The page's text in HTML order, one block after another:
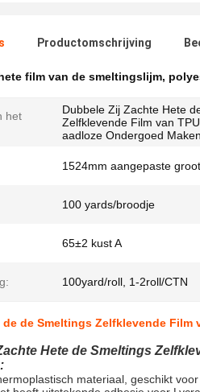
Productomschrijving
film van de smeltingslijm,
het
Dubbele Zij Zachte Hete
Zelfklevende Film van
aadloze Ondergoed Maken
1524mm aangepaste
100 yards/broodje
65±2 kust A
100yard/roll, 1-2roll/CTN
de de Smeltings Zelfklevende Film
Hete de Smeltings
materiaal, geschikt